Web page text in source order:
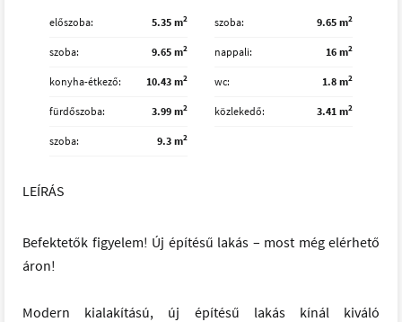
előszoba 5.35 m2 szoba 9.65 m2
szoba 9.65 m2 nappali 16 m2
konyha-étkező 10.43 m2 wc 1.8 m2
fürdőszoba 3.99 m2 közlekedő 3.41 m2
szoba 9.3 m2
LEÍRÁS
Befektetők figyelem! Új építésű lakás – most még elérhető
áron!
Modern kialakítású, új építésű lakás kínál kiváló